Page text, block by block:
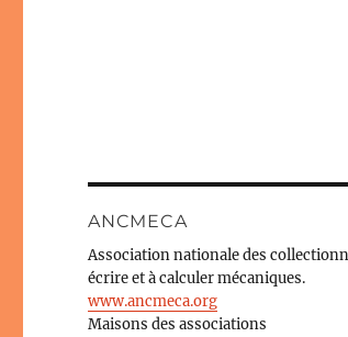
ANCMECA
Association nationale des
écrire et à calculer mécaniques.
www.ancmeca.org
Maisons des associations